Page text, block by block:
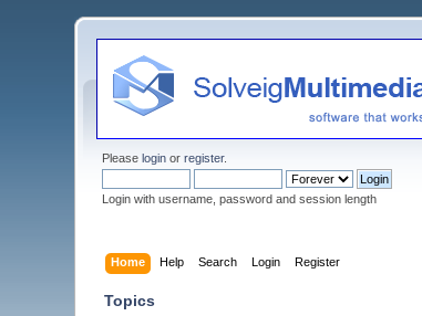
Pleaselogin orregister.
Login with username, password and session length
Home Help Search Login Register
Topics